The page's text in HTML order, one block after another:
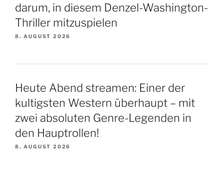
darum, in diesem Denzel-Washington-
Thriller mitzuspielen
8. AUGUST 2026
Heute Abend streamen: Einer der
kultigsten Western überhaupt – mit
zwei absoluten Genre-Legenden in
den Hauptrollen!
8. AUGUST 2026